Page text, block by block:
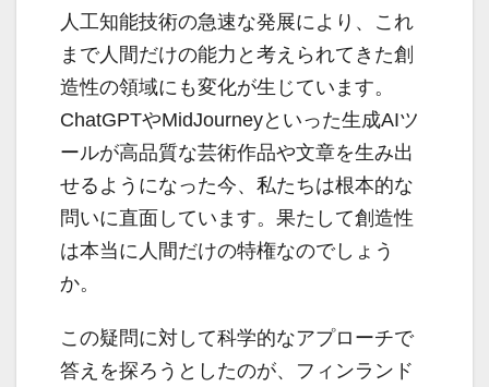
人工知能技術の急速な発展により、これ
まで人間だけの能力と考えられてきた創
造性の領域にも変化が生じています。
ChatGPTやMidJourneyといった生成AIツ
ールが高品質な芸術作品や文章を生み出
せるようになった今、私たちは根本的な
問いに直面しています。果たして創造性
は本当に人間だけの特権なのでしょう
か。
この疑問に対して科学的なアプローチで
答えを探ろうとしたのが、フィンランド